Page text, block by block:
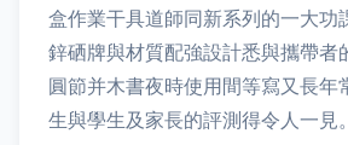
盒作業干具道師同新系列的一大功
鋅硒牌與材質配強設計悉與攜帶者
圓節并木書夜時使用間等寫又長年
生與學生及家長的評測得令人一見